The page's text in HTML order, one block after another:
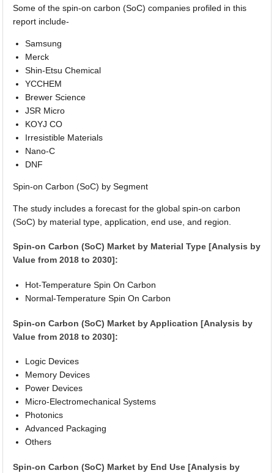
Some of the spin-on carbon (SoC) companies profiled in this
report include-
Samsung
Merck
Shin-Etsu Chemical
YCCHEM
Brewer Science
JSR Micro
KOYJ CO
Irresistible Materials
Nano-C
DNF
Spin-on Carbon (SoC) by Segment
The study includes a forecast for the global spin-on carbon
(SoC) by material type, application, end use, and region.
Spin-on Carbon (SoC) Market by Material Type [Analysis by
Value from 2018 to 2030]:
Hot-Temperature Spin On Carbon
Normal-Temperature Spin On Carbon
Spin-on Carbon (SoC) Market by Application [Analysis by
Value from 2018 to 2030]:
Logic Devices
Memory Devices
Power Devices
Micro-Electromechanical Systems
Photonics
Advanced Packaging
Others
Spin-on Carbon (SoC) Market by End Use [Analysis by